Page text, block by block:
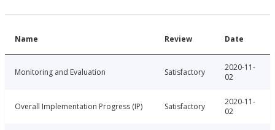
Name Review Date
Monitoring and Evaluation Satisfactory
2020-11-
02
Overall Implementation Progress (IP) Satisfactory
2020-11-
02